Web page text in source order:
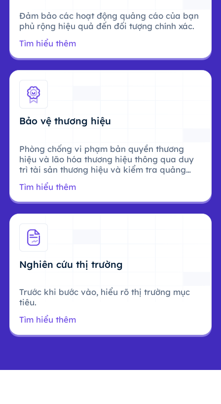
Đảm bảo các hoạt động quảng cáo của bạn
phủ rộng hiệu quả đến đối tượng chính xác.
Tìm hiểu thêm
Bảo vệ thương hiệu
Phòng chống vi phạm bản quyền thương
hiệu và lão hóa thương hiệu thông qua duy
trì tài sản thương hiệu và kiểm tra quảng
Tìm hiểu thêm
Nghiên cứu thị trường
Trước khi bước vào, hiểu rõ thị trường mục
tiêu.
Tìm hiểu thêm